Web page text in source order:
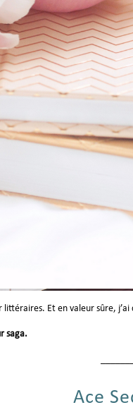
Et en valeur sûre,
saga.
Ace